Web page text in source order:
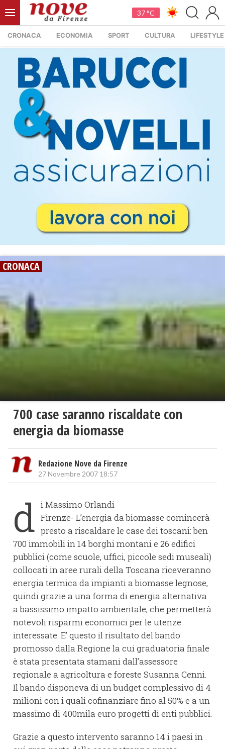
37 °C
CRONACA ECONOMIA SPORT CULTURA LIFESTYLE
CRONACA
700 case saranno riscaldate con
energia da biomasse
Redazione Nove da Firenze
27 Novembre 2007 18:57
d i Massimo Orlandi
Firenze- L’energia da biomasse comincerà
presto a riscaldare le case dei toscani: ben
700 immobili in 14 borghi montani e 26 edifici
pubblici (come scuole, uffici, piccole sedi museali)
collocati in aree rurali della Toscana riceveranno
energia termica da impianti a biomasse legnose,
quindi grazie a una forma di energia alternativa
a bassissimo impatto ambientale, che permetterà
notevoli risparmi economici per le utenze
interessate. E’ questo il risultato del bando
promosso dalla Regione la cui graduatoria finale
è stata presentata stamani dall’assessore
regionale a agricoltura e foreste Susanna Cenni.
Il bando disponeva di un budget complessivo di 4
milioni con i quali cofinanziare fino al 50% e a un
massimo di 400mila euro progetti di enti pubblici.
Grazie a questo intervento saranno 14 i paesi in